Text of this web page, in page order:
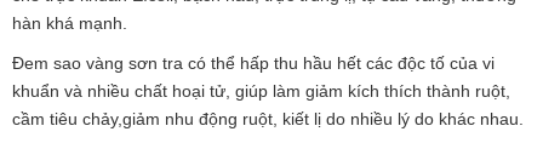
hàn khá mạnh.
Đem sao vàng sơn tra có thể hấp thu hầu hết các độc tố của vi
khuẩn và nhiều chất hoại tử, giúp làm giảm kích thích thành ruột,
cầm tiêu chảy,giảm nhu động ruột, kiết lị do nhiều lý do khác nhau.